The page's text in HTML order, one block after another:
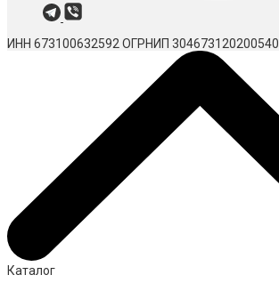
ИНН 673100632592 ОГРНИП 304673120200540
Каталог